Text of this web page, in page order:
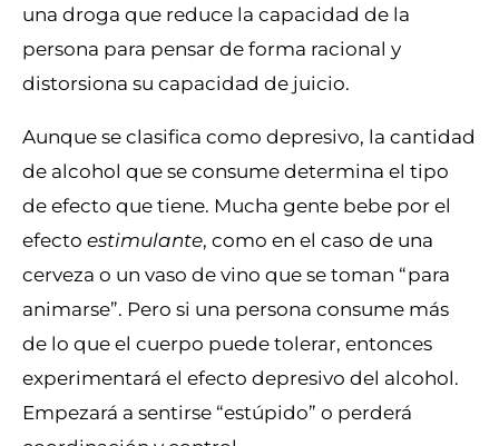
una droga que reduce la capacidad de la
persona para pensar de forma racional y
distorsiona su capacidad de juicio.
Aunque se clasifica como depresivo, la cantidad
de alcohol que se consume determina el tipo
de efecto que tiene. Mucha gente bebe por el
efecto estimulante, como en el caso de una
cerveza o un vaso de vino que se toman “para
animarse”. Pero si una persona consume más
de lo que el cuerpo puede tolerar, entonces
experimentará el efecto depresivo del alcohol.
Empezará a sentirse “estúpido” o perderá